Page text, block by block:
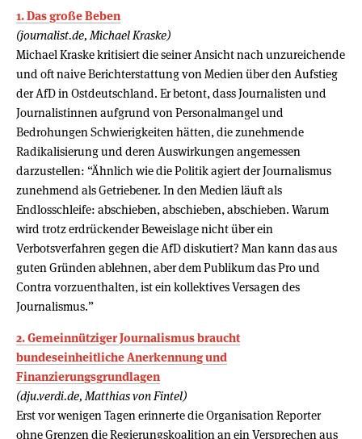
1. Das große Beben
(journalist.de, Michael Kraske)
Michael Kraske kritisiert die seiner Ansicht nach unzureichende
und oft naive Berichterstattung von Medien über den Aufstieg
der AfD in Ostdeutschland. Er betont, dass Journalisten und
Journalistinnen aufgrund von Personalmangel und
Bedrohungen Schwierigkeiten hätten, die zunehmende
Radikalisierung und deren Auswirkungen angemessen
darzustellen: “Ähnlich wie die Politik agiert der Journalismus
zunehmend als Getriebener. In den Medien läuft als
Endlosschleife: abschieben, abschieben, abschieben. Warum
wird trotz erdrückender Beweislage nicht über ein
Verbotsverfahren gegen die AfD diskutiert? Man kann das aus
guten Gründen ablehnen, aber dem Publikum das Pro und
Contra vorzuenthalten, ist ein kollektives Versagen des
Journalismus.”
2. Gemeinnütziger Journalismus braucht
bundeseinheitliche Anerkennung und
Finanzierungsgrundlagen
(dju.verdi.de, Matthias von Fintel)
Erst vor wenigen Tagen erinnerte die Organisation Reporter
ohne Grenzen die Regierungskoalition an ein Versprechen aus